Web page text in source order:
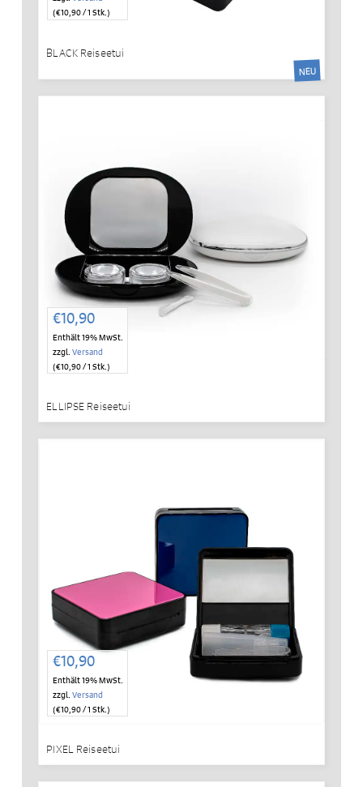
(€10,90/ 1 Stk.)
BLACK Reiseetui
NEU
€10,90
Enthält 19% MwSt.
zzgl. Versand
(€10,90/ 1 Stk.)
ELLIPSE Reiseetui
€10,90
Enthält 19% MwSt.
zzgl. Versand
(€10,90/ 1 Stk.)
PIXEL Reiseetui